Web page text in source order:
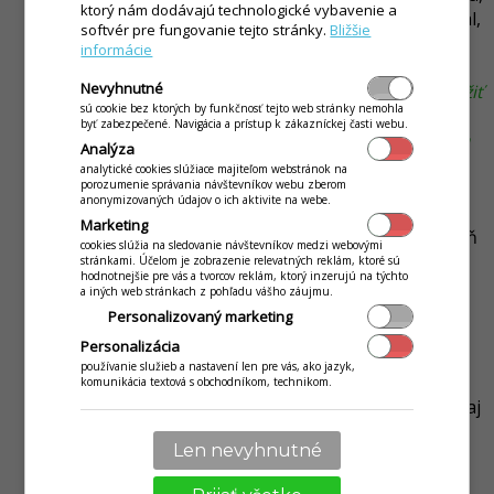
že ak stravník bol prihlásený, ale jedlo si neodobral,
automaticky mu systém nárok na dotáciu zruší a
prípade, že nie je možné z akéhokoľvek dôvodu použiť
pri evidencii výdajový terminál, je možné takto
stravníkom aj hromadne pridať záznam o tom, že im
bola strava vydaná a nebude im tak zrušená
dotácia.)
Výdaj stravy - zrušiť
- opačný scenár ako Výdaj
stravy. Ak by si stravník vyzdvihol obed, ale celý deň
nebol v škole, to znamená, že nemá nárok na
dotáciu, viete mu týmto tento výdaj zrušiť, čím mu
bude započítaná na daný deň celková cena stravy.
Odhlásiť stravu
- tento nástroj je možné použiť aj
na hromadné odhlasovanie stravy stravníkov.
NIE škola- tak ako je možné pre vyhodnotenie
používať výdajový terminál, je možné kombinovať aj
školskú dochádzku stravníkov. V prípade, že sa na
evidenciu používa dochádzkový systém, je možné
nahrať do aplikácie vyexportovaný súbor z
ktorý nám dodávajú technologické vybavenie a
softvér pre fungovanie tejto stránky.Bližšie
informácie
Nevyhnutné
sú cookie bez ktorých by funkčnosť tejto web stránky nemohla
byť zabezpečené. Navigácia a prístup k zákazníckej časti webu.
Analýza
analytické cookies slúžiace majiteľom webstránok na
porozumenie správania návštevníkov webu zberom
anonymizovaných údajov o ich aktivite na webe.
Marketing
cookies slúžia na sledovanie návštevníkov medzi webovými
stránkami. Účelom je zobrazenie relevatných reklám, ktoré sú
hodnotnejšie pre vás a tvorcov reklám, ktorý inzerujú na týchto
a iných web stránkach z pohľadu vášho záujmu.
Personalizovaný marketing
Personalizácia
používanie služieb a nastavení len pre vás, ako jazyk,
komunikácia textová s obchodníkom, technikom.
Len nevyhnutné